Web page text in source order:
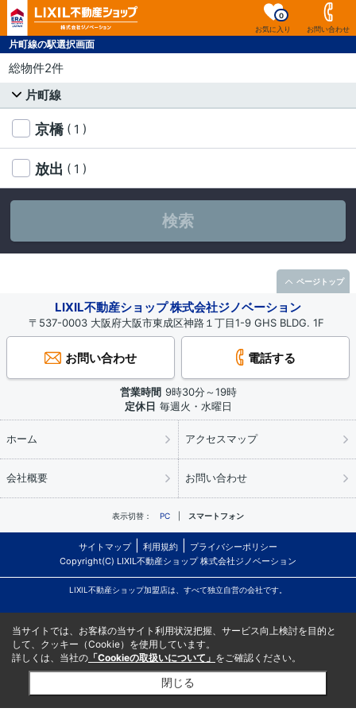
お気に入り
0
お問い合わせ
片町線の駅選択画面
総物件2件
片町線
京橋 ( 1 )
放出 ( 1 )
検索
LIXIL不動産ショップ 株式会社ジノベーション
〒537-0003 大阪府大阪市東成区神路１丁目1-9 GHS BLDG. 1F
お問い合わせ 電話する
営業時間 9時30分～19時
定休日 毎週火・水曜日
ホーム アクセスマップ
会社概要 お問い合わせ
表示切替： PC スマートフォン
サイトマップ 利用規約
プライバシーポリシー
Copyright(C) LIXIL不動産ショップ 株式会社ジノベーション
LIXIL不動産ショップ加盟店は、すべて独立自営の会社です。
ページトップ
当サイトでは、お客様の当サイト利用状況把握、サービス向上検討を目的と
して、クッキー（Cookie）を使用しています。
詳しくは、当社の 「Cookieの取扱いについて」 をご確認ください。
閉じる